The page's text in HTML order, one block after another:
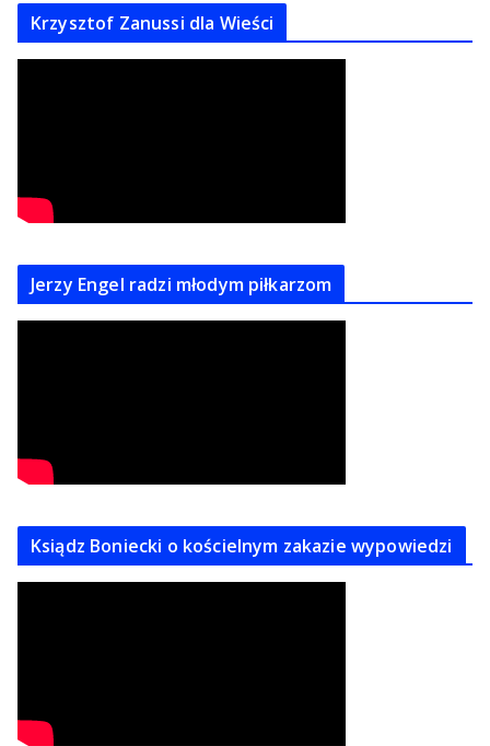
Krzysztof Zanussi dla Wieści
Jerzy Engel radzi młodym piłkarzom
Ksiądz Boniecki o kościelnym zakazie wypowiedzi